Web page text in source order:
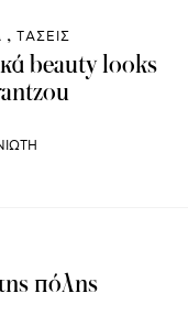
ΤΑΣΕΙΣ
beauty looks
πόλης